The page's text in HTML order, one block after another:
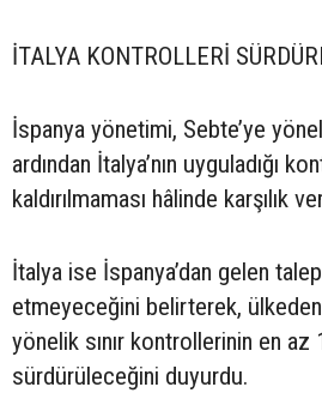
İTALYA KONTROLLERİ
İspanya yönetimi, Sebte’ye
ardından İtalya’nın uyguladığı
kaldırılmaması hâlinde karşılık
İtalya ise İspanya’dan gelen
etmeyeceğini belirterek,
yönelik sınır kontrollerinin en az
sürdürüleceğini duyurdu.